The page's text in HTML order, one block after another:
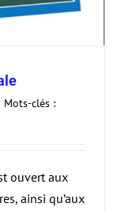
Mots-clés :
ouvert aux
ainsi qu’aux